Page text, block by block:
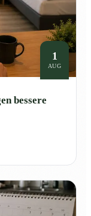
1
AUG
bessere